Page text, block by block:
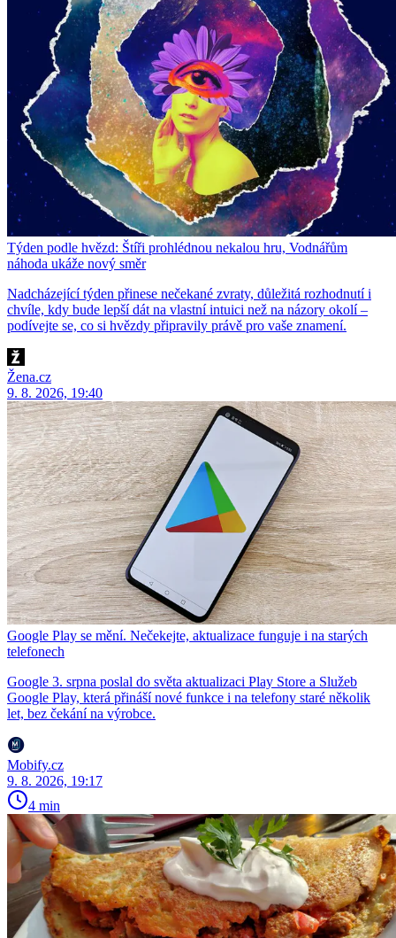
Týden podle hvězd: Štíři prohlédnou nekalou hru, Vodnářům
náhoda ukáže nový směr
Nadcházející týden přinese nečekané zvraty, důležitá rozhodnutí i
chvíle, kdy bude lepší dát na vlastní intuici než na názory okolí –
podívejte se, co si hvězdy připravily právě pro vaše znamení.
Žena.cz
9. 8. 2026, 19:40
Google Play se mění. Nečekejte, aktualizace funguje i na starých
telefonech
Google 3. srpna poslal do světa aktualizaci Play Store a Služeb
Google Play, která přináší nové funkce i na telefony staré několik
let, bez čekání na výrobce.
Mobify.cz
9. 8. 2026, 19:17
4 min